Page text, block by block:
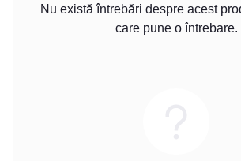
Nu există întrebări despre acest
care pune o întrebare.